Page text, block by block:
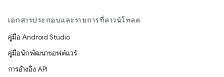
เอกสารประกอบและรายการที่ดาวน์โหลด
คู่มือ Android Studio
คู่มือนักพัฒนาซอฟต์แวร์
การอ้างอิง API